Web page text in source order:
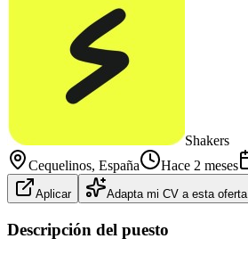
Shakers
Cequelinos, España Hace 2 meses
Aplicar Adapta mi CV a esta oferta
Descripción del puesto